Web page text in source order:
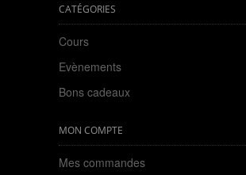
CATÉGORIES
Cours
Evènements
Bons cadeaux
MON COMPTE
Mes commandes